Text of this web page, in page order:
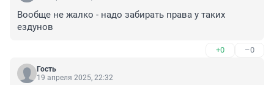
Вообще не жалко - надо забирать права у таких
ездунов
+0 –0
Гость
19 апреля 2025, 22:32